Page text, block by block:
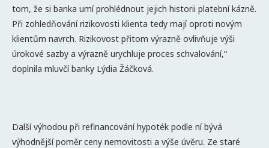
tom, že si banka umí prohlédnout jejich historii platební kázně.
Při zohledňování rizikovosti klienta tedy mají oproti novým
klientům navrch. Rizikovost přitom výrazně ovlivňuje výši
úrokové sazby a výrazně urychluje proces schvalování,“
doplnila mluvčí banky Lýdia Žáčková.
Další výhodou při refinancování hypoték podle ní bývá
výhodnější poměr ceny nemovitosti a výše úvěru. Ze staré